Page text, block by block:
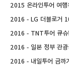
2015 온라인투어 여행
2016 - LG 더블로거
2016 - TNT투어 큐슈
2016 - 일본 정부 관
2016 - 내일투어 금까